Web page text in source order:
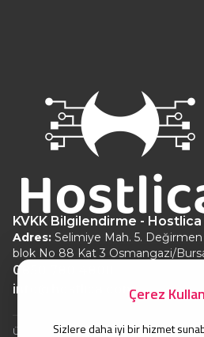
KVKK Bilgilendirme - Hostlica
Adres: Selimiye Mah. 5. Değirmen
blok No 88 Kat 3 Osmangazi/
0850 780 4800
info@hostlica.com
Ürünlerin TL fiyatları güncel kur
Çerez
Sizlere daha iyi bir hizmet